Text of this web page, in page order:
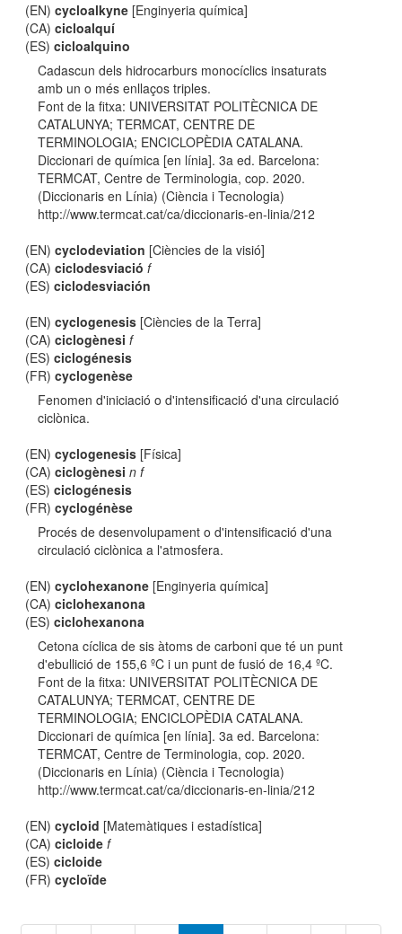
(EN)cycloalkyne [Enginyeria química]
(CA)cicloalquí
(ES)cicloalquino
Cadascun dels hidrocarburs monocíclics insaturats
amb un o més enllaços triples.
Font de la fitxa: UNIVERSITAT POLITÈCNICA DE
CATALUNYA; TERMCAT, CENTRE DE
TERMINOLOGIA; ENCICLOPÈDIA CATALANA.
Diccionari de química [en línia]. 3a ed. Barcelona:
TERMCAT, Centre de Terminologia, cop. 2020.
(Diccionaris en Línia) (Ciència i Tecnologia)
http://www.termcat.cat/ca/diccionaris-en-linia/212
(EN)cyclodeviation [Ciències de la visió]
(CA)ciclodesviació f
(ES)ciclodesviación
(EN)cyclogenesis [Ciències de la Terra]
(CA)ciclogènesi f
(ES)ciclogénesis
(FR)cyclogenèse
Fenomen d'iniciació o d'intensificació d'una circulació
ciclònica.
(EN)cyclogenesis [Física]
(CA)ciclogènesi n f
(ES)ciclogénesis
(FR)cyclogénèse
Procés de desenvolupament o d'intensificació d'una
circulació ciclònica a l'atmosfera.
(EN)cyclohexanone [Enginyeria química]
(CA)ciclohexanona
(ES)ciclohexanona
Cetona cíclica de sis àtoms de carboni que té un punt
d'ebullició de 155,6 ºC i un punt de fusió de 16,4 ºC.
Font de la fitxa: UNIVERSITAT POLITÈCNICA DE
CATALUNYA; TERMCAT, CENTRE DE
TERMINOLOGIA; ENCICLOPÈDIA CATALANA.
Diccionari de química [en línia]. 3a ed. Barcelona:
TERMCAT, Centre de Terminologia, cop. 2020.
(Diccionaris en Línia) (Ciència i Tecnologia)
http://www.termcat.cat/ca/diccionaris-en-linia/212
(EN)cycloid [Matemàtiques i estadística]
(CA)cicloide f
(ES)cicloide
(FR)cycloïde